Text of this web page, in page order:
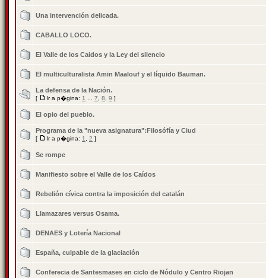
Una intervención delicada.
CABALLO LOCO.
El Valle de los Caidos y la Ley del silencio
El multiculturalista Amin Maalouf y el líquido Bauman.
La defensa de la Nación.
[ Ir a p�gina: 1 7 8 9 ]
El opio del pueblo.
Programa de la "nueva asignatura":Filosófía y Ciud
[ Ir a p�gina: 1 2 ]
Se rompe
Manifiesto sobre el Valle de los Caídos
Rebelión cívica contra la imposición del catalán
Llamazares versus Osama.
DENAES y Lotería Nacional
España, culpable de la glaciación
Conferecia de Santesmases en ciclo de Nódulo y Centro Riojan